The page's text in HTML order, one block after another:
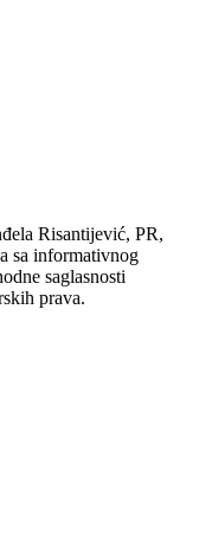
Risantijević, PR,
sa informativnog
saglasnosti
prava.